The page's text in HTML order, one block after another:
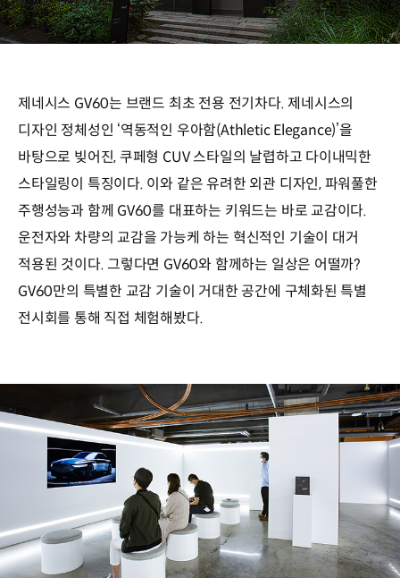
제네시스 GV60는 브랜드 최초 전용 전기차다. 제네시스의
디자인 정체성인 ‘역동적인 우아함(Athletic Elegance)’을
바탕으로 빚어진, 쿠페형 CUV 스타일의 날렵하고 다이내믹한
스타일링이 특징이다. 이와 같은 유려한 외관 디자인, 파워풀한
주행성능과 함께 GV60를 대표하는 키워드는 바로 교감이다.
운전자와 차량의 교감을 가능케 하는 혁신적인 기술이 대거
적용된 것이다. 그렇다면 GV60와 함께하는 일상은 어떨까?
GV60만의 특별한 교감 기술이 거대한 공간에 구체화된 특별
전시회를 통해 직접 체험해봤다.